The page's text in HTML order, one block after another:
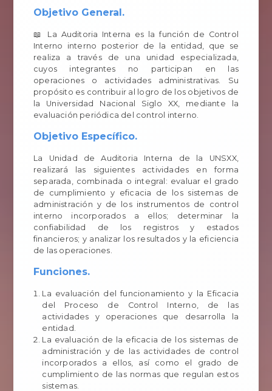
Objetivo General.
📖 La Auditoria Interna es la función de Control
Interno interno posterior de la entidad, que se
realiza a través de una unidad especializada,
cuyos integrantes no participan en las
operaciones o actividades administrativas. Su
propósito es contribuir al logro de los objetivos de
la Universidad Nacional Siglo XX, mediante la
evaluación periódica del control interno.
Objetivo Específico.
La Unidad de Auditoria Interna de la UNSXX,
realizará las siguientes actividades en forma
separada, combinada o integral: evaluar el grado
de cumplimiento y eficacia de los sistemas de
administración y de los instrumentos de control
interno incorporados a ellos; determinar la
confiabilidad de los registros y estados
financieros; y analizar los resultados y la eficiencia
de las operaciones.
Funciones.
La evaluación del funcionamiento y la Eficacia
del Proceso de Control Interno, de las
actividades y operaciones que desarrolla la
entidad.
La evaluación de la eficacia de los sistemas de
administración y de las actividades de control
incorporados a ellos, así como el grado de
cumplimiento de las normas que regulan estos
sistemas.